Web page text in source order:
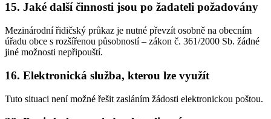
15. Jaké další činnosti jsou po žadateli požadovány
Mezinárodní řidičský průkaz je nutné převzít osobně na obecním
úřadu obce s rozšířenou působností – zákon č. 361/2000 Sb. žádné
jiné možnosti nepřipouští.
16. Elektronická služba, kterou lze využít
Tuto situaci není možné řešit zasláním žádosti elektronickou poštou.